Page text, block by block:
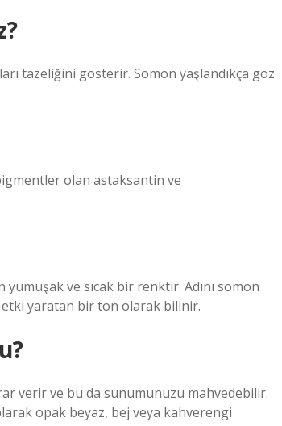
tazeliğini gösterir. Somon yaşlandıkça göz
olan astaksantin ve
ve sıcak bir renktir. Adını somon
yaratan bir ton olarak bilinir.
verir ve bu da sunumunuzu mahvedebilir.
opak beyaz, bej veya kahverengi